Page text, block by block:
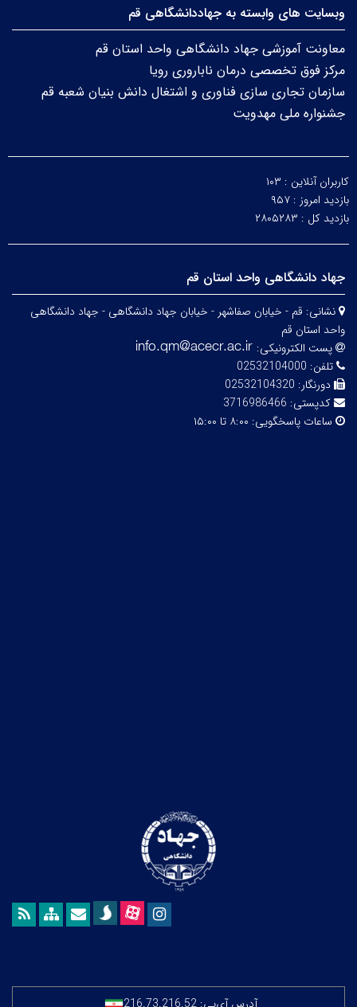
وبسایت های وابسته به جهاددانشگاهی قم
معاونت آموزشی جهاد دانشگاهی واحد استان قم
مرکز فوق تخصصی درمان ناباروری رویا
سازمان تجاری سازی فناوری و اشتغال دانش بنیان شعبه قم
جشنواره ملی مهدویت
کاربران آنلاین : ۱۰۳
بازدید امروز : ۹۵۷
بازدید کل : ۲۸۰۵۲۸۳
جهاد دانشگاهی واحد استان قم
نشانی: قم - خیابان صفاشهر - خیابان جهاد دانشگاهی - جهاد دانشگاهی
واحد استان قم
پست الکترونیکی:
تلفن: 02532104000
دورنگار: 02532104320
کدپستی: 3716986466
ساعات پاسخگویی: ۸:۰۰ تا ۱۵:۰۰
آدرس آی‌پی: 216.73.216.52